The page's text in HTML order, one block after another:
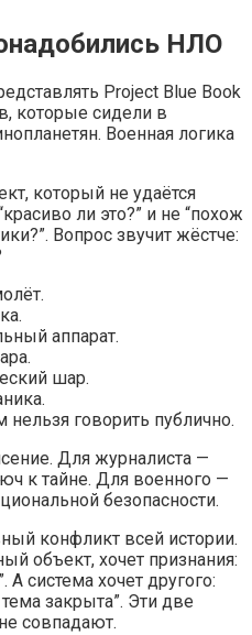
НЛО
Project Blue Book
которые сидели в
Военная логика
который не удаётся
ли это?” и не “похож
Вопрос звучит жёстче:
аппарат.
шар.
нельзя говорить публично.
Для журналиста —
к тайне. Для военного —
безопасности.
конфликт всей истории.
объект, хочет признания:
система хочет другого:
закрыта”. Эти две
совпадают.